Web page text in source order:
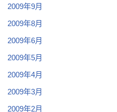
2009年9月
2009年8月
2009年6月
2009年5月
2009年4月
2009年3月
2009年2月